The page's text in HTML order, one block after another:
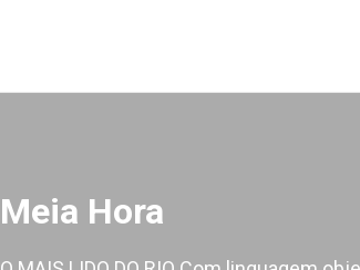
Meia Hora